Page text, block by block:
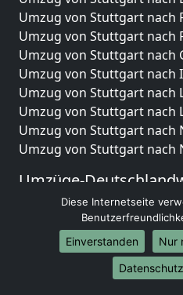
Umzug von Stuttgart nach
Umzug von Stuttgart nach
Umzug von Stuttgart nach
Umzug von Stuttgart nach
Umzug von Stuttgart nach
Umzug von Stuttgart nach
Umzug von Stuttgart nach
Umzug von Stuttgart nach
Umzüge-
Umzug von Stuttgart nach
Umzug von Stuttgart nach
Umzug von Stuttgart nach
Umzug von Stuttgart nach
Umzug von Stuttgart nach
Diese Internetseite
Einverstanden
Nur